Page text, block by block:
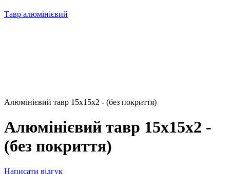
Тавр алюмінієвий
Алюмінієвий тавр 15х15х2 - (без покриття)
Алюмінієвий тавр 15х15х2 -
(без покриття)
Написати відгук